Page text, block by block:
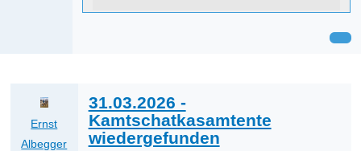
Ernst
Albegger
31.03.2026 -
Kamtschatkasamtente
wiedergefunden